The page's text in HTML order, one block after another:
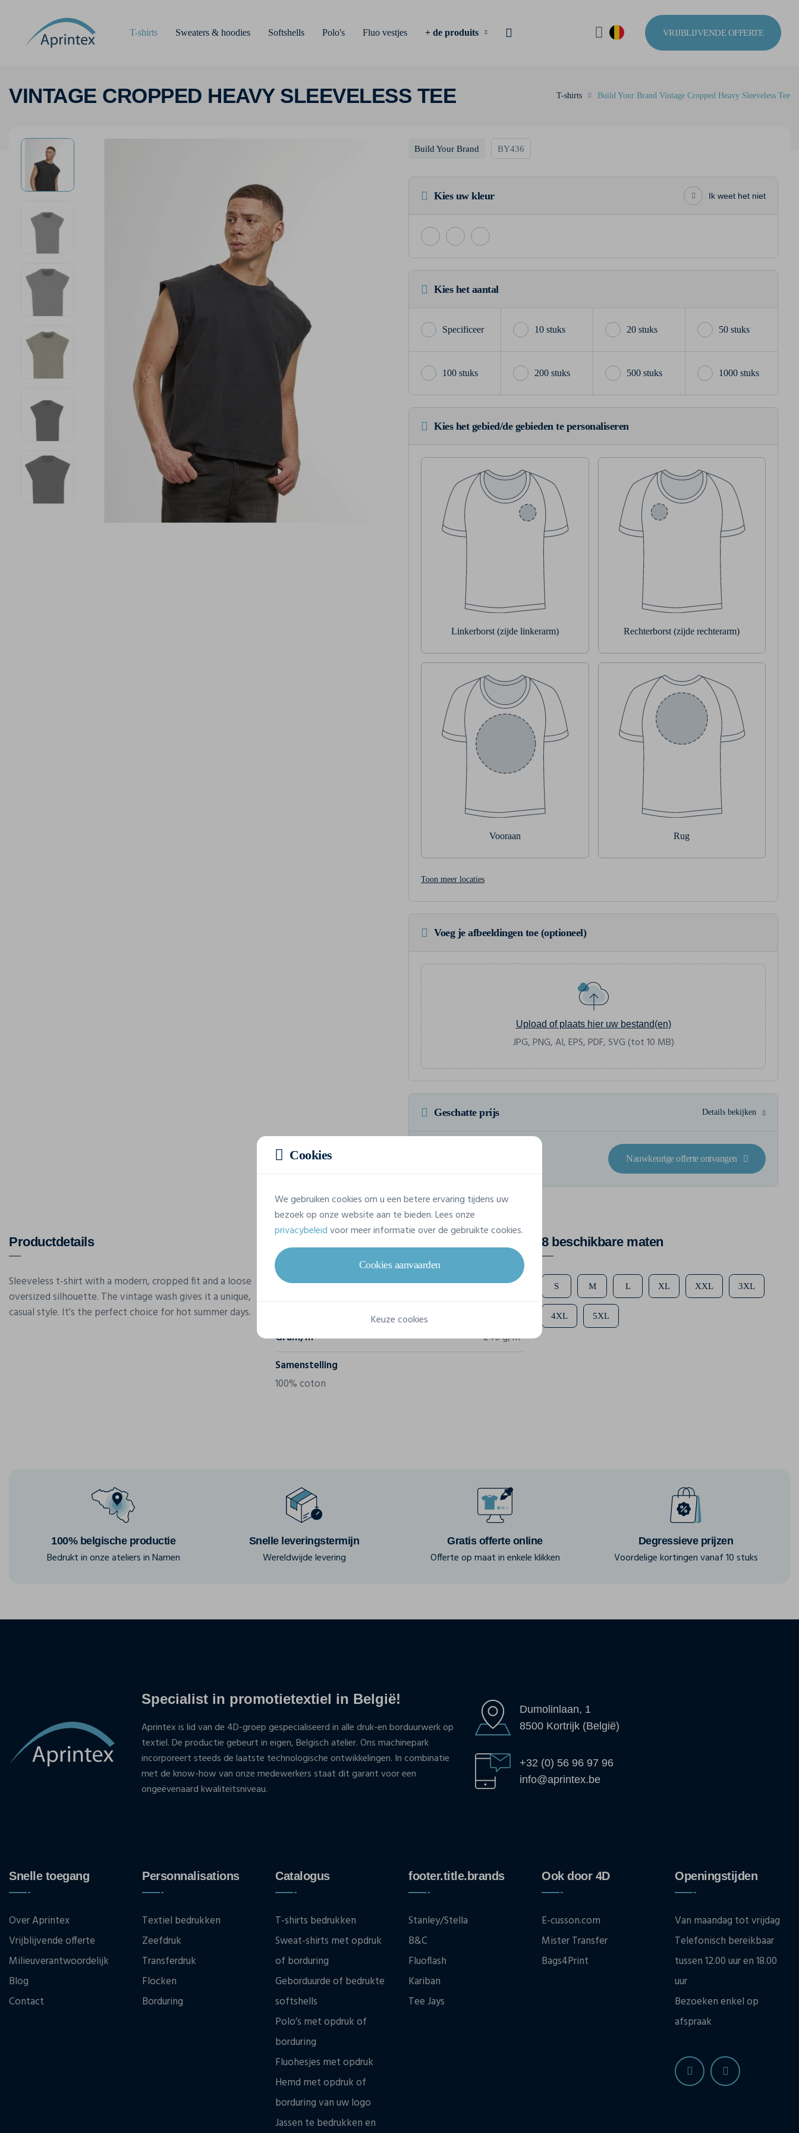
T-shirts Sweaters & hoodies Softshells Polo's Fluo vestjes + de produits VRIJBLIJVENDE OFFERTE
VINTAGE CROPPED HEAVY SLEEVELESS TEE T-shirts Build Your Brand Vintage Cropped Heavy Sleeveless Tee
Build Your Brand BY436
Kies uw kleur Ik weet het niet
Kies het aantal
10 stuks 20 stuks 50 stuks
100 stuks 200 stuks 500 stuks 1000 stuks
Kies het gebied/de gebieden te personaliseren
Linkerborst (zijde linkerarm) Rechterborst (zijde rechterarm)
Vooraan Rug
Toon meer locaties
Voeg je afbeeldingen toe (optioneel)
Upload of plaats hier uw bestand(en)
JPG, PNG, AI, EPS, PDF, SVG (tot 10 MB)
Geschatte prijs Details bekijken
Nauwkeurige offerte ontvangen
Productdetails
Sleeveless t-shirt with a modern, cropped fit and a loose
oversized silhouette. The vintage wash gives it a unique,
casual style. It's the perfect choice for hot summer days.
Merk
Build Your Brand
Gram/m²
240 g/m²
Samenstelling
100% coton
8 beschikbare maten
S M L XL XXL 3XL
4XL 5XL
100% belgische productie
Bedrukt in onze ateliers in Namen
Snelle leveringstermijn
Wereldwijde levering
Gratis offerte online
Offerte op maat in enkele klikken
Degressieve prijzen
Voordelige kortingen vanaf 10 stuks
Specialist in promotietextiel in België!
Aprintex is lid van de 4D-groep gespecialiseerd in alle druk-en borduurwerk op
textiel. De productie gebeurt in eigen, Belgisch atelier. Ons machinepark
incorporeert steeds de laatste technologische ontwikkelingen. In combinatie
met de know-how van onze medewerkers staat dit garant voor een
ongeëvenaard kwaliteitsniveau.
Dumolinlaan, 1
8500 Kortrijk (België)
+32 (0) 56 96 97 96
info@aprintex.be
Snelle toegang
Over Aprintex
Vrijblijvende offerte
Milieuverantwoordelijk
Blog
Contact
Personnalisations
Textiel bedrukken
Zeefdruk
Transferdruk
Flocken
Borduring
Catalogus
T-shirts bedrukken
Sweat-shirts met opdruk
of borduring
Geborduurde of bedrukte
softshells
Polo’s met opdruk of
borduring
Fluohesjes met opdruk
Hemd met opdruk of
borduring van uw logo
Jassen te bedrukken en
footer.title.brands
Stanley/Stella
B&C
Fluoflash
Kariban
Tee Jays
Ook door 4D
E-cusson.com
Mister Transfer
Bags4Print
Openingstijden
Van maandag tot vrijdag
Telefonisch bereikbaar
tussen 12.00 uur en 18.00
uur
Bezoeken enkel op
afspraak
Cookies
We gebruiken cookies om u een betere ervaring tijdens uw
bezoek op onze website aan te bieden. Lees onze
privacybeleidvoor meer informatie over de gebruikte cookies.
Cookies aanvaarden
Keuze cookies